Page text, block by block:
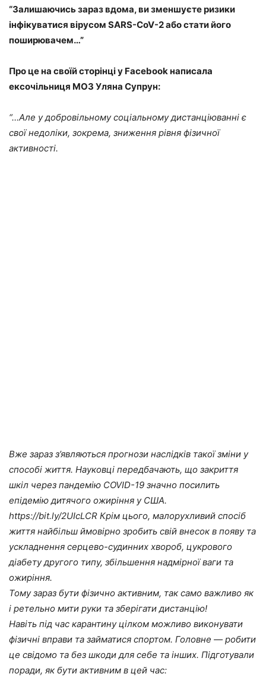
“Залишаючись зараз вдома, ви зменшуєте ризики
інфікуватися вірусом SARS-CoV-2 або стати його
поширювачем…”
Про це на своїй сторінці у Facebook написала
ексочільниця МОЗ Уляна Супрун:
“…Але у добровільному соціальному дистанціюванні є
свої недоліки, зокрема, зниження рівня фізичної
активності.
Вже зараз з’являються прогнози наслідків такої зміни у
способі життя. Науковці передбачають, що закриття
шкіл через пандемію COVID-19 значно посилить
епідемію дитячого ожиріння у США.
https://bit.ly/2UIcLCR Крім цього, малорухливий спосіб
життя найбільш ймовірно зробить свій внесок в появу та
ускладнення серцево-судинних хвороб, цукрового
діабету другого типу, збільшення надмірної ваги та
ожиріння.
Тому зараз бути фізично активним, так само важливо як
і ретельно мити руки та зберігати дистанцію!
Навіть під час карантину цілком можливо виконувати
фізичні вправи та займатися спортом. Головне — робити
це свідомо та без шкоди для себе та інших. Підготували
поради, як бути активним в цей час: